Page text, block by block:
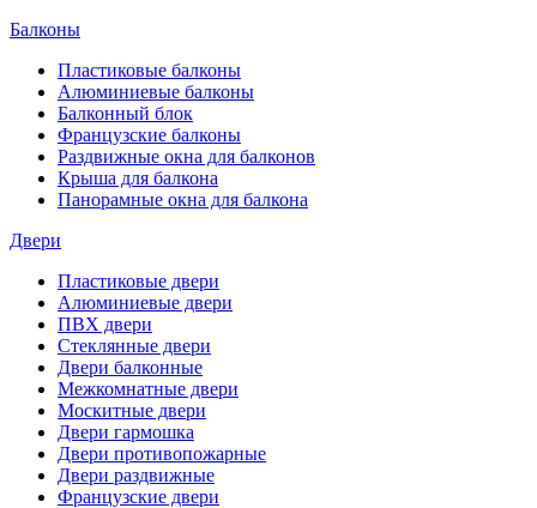
Балконы
Пластиковые балконы
Алюминиевые балконы
Балконный блок
Французские балконы
Раздвижные окна для балконов
Крыша для балкона
Панорамные окна для балкона
Двери
Пластиковые двери
Алюминиевые двери
ПВХ двери
Стеклянные двери
Двери балконные
Межкомнатные двери
Москитные двери
Двери гармошка
Двери противопожарные
Двери раздвижные
Французские двери